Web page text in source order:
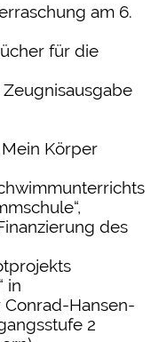
am 6.
für die
Körper
des
in
Hansen-
2